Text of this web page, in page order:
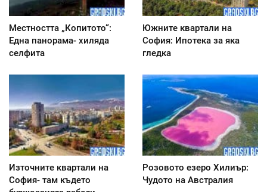
Местността „Копитото“:
Една панорама- хиляда
селфита
Южните квартали на
София: Ипотека за яка
гледка
Източните квартали на
София- там където
Розовото езеро Хилиър:
Чудото на Австралия